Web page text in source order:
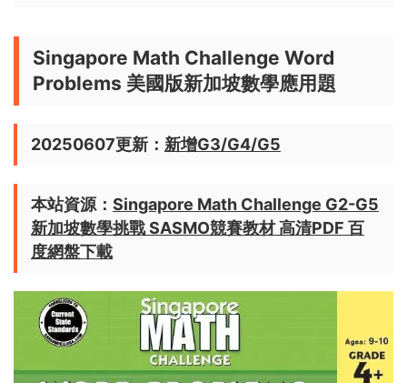
Singapore Math Challenge Word
Problems 美國版新加坡數學應用題
20250607更新： 新增G3/G4/G5
本站資源： Singapore Math Challenge G2-G5
新加坡數學挑戰 SASMO競賽教材 高清PDF 百
度網盤下載